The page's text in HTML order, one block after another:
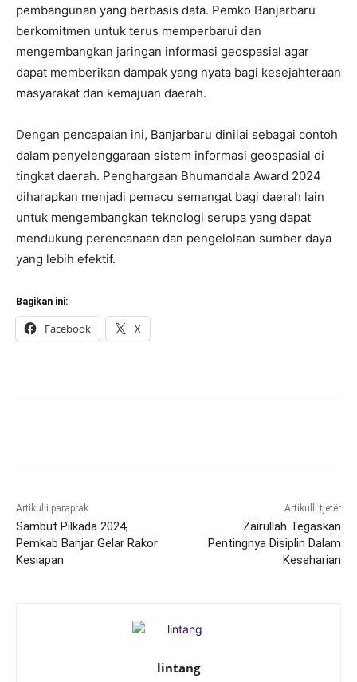
pembangunan yang berbasis data. Pemko Banjarbaru
berkomitmen untuk terus memperbarui dan
mengembangkan jaringan informasi geospasial agar
dapat memberikan dampak yang nyata bagi kesejahteraan
masyarakat dan kemajuan daerah.
Dengan pencapaian ini, Banjarbaru dinilai sebagai contoh
dalam penyelenggaraan sistem informasi geospasial di
tingkat daerah. Penghargaan Bhumandala Award 2024
diharapkan menjadi pemacu semangat bagi daerah lain
untuk mengembangkan teknologi serupa yang dapat
mendukung perencanaan dan pengelolaan sumber daya
yang lebih efektif.
Bagikan ini:
Facebook X
Artikulli paraprak
Sambut Pilkada 2024,
Pemkab Banjar Gelar Rakor
Kesiapan
Artikulli tjetër
Zairullah Tegaskan
Pentingnya Disiplin Dalam
Keseharian
lintang